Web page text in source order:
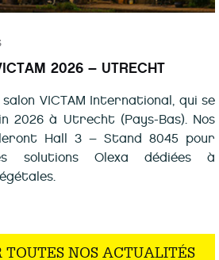
2026 – UTRECHT
VICTAM International, qui se
2026 à Utrecht (Pays-Bas). Nos
Hall 3 – Stand 8045 pour
solutions Olexa dédiées à
TOUTES NOS ACTUALITÉS